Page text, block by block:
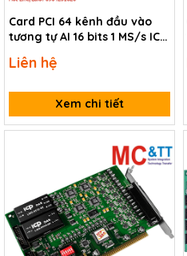
Card PCI 64 kênh đầu vào
tương tự AI 16 bits 1 MS/s ICP
Liên hệ
Xem chi tiết